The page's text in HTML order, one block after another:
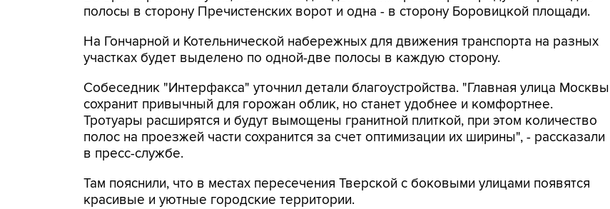
полосы в сторону Пречистенских ворот и одна - в сторону Боровицкой площади.
На Гончарной и Котельнической набережных для движения транспорта на разных
участках будет выделено по одной-две полосы в каждую сторону.
Собеседник "Интерфакса" уточнил детали благоустройства. "Главная улица Москвы
сохранит привычный для горожан облик, но станет удобнее и комфортнее.
Тротуары расширятся и будут вымощены гранитной плиткой, при этом количество
полос на проезжей части сохранится за счет оптимизации их ширины", - рассказали
в пресс-службе.
Там пояснили, что в местах пересечения Тверской с боковыми улицами появятся
красивые и уютные городские территории.